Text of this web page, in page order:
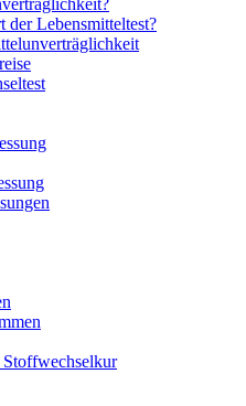
der Lebensmitteltest?